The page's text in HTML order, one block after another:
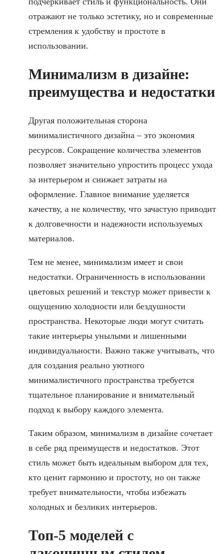
отражают не только эстетику, но и современные
стремления к удобству и простоте в
использовании.
Минимализм в дизайне:
преимущества и недостатки
Другая положительная сторона
минималистичного дизайна – это экономия
ресурсов. Сокращение количества элементов
позволяет значительно упростить процесс ухода
за интерьером и снижает затраты на
оформление. Главное внимание уделяется
качеству, а не количеству, что зачастую приводит
к долговечности и надежности используемых
материалов.
Тем не менее, минимализм имеет и свои
недостатки. Ограниченность в использовании
цветовых решений и текстур может привести к
ощущению холодности или бездушности
пространства. Некоторые люди могут считать
такие интерьеры унылыми и лишенными
индивидуальности. Важно также учитывать, что
для создания реально уютного
минималистичного пространства требуется
тщательное планирование и внимательный
подход к выбору каждого элемента.
Таким образом, минимализм в дизайне сочетает
в себе ряд преимуществ и недостатков. Этот
стиль может быть идеальным выбором для тех,
кто ценит гармонию и простоту, но он также
требует внимательности, чтобы избежать
холодных и безликих интерьеров.
Топ-5 моделей с